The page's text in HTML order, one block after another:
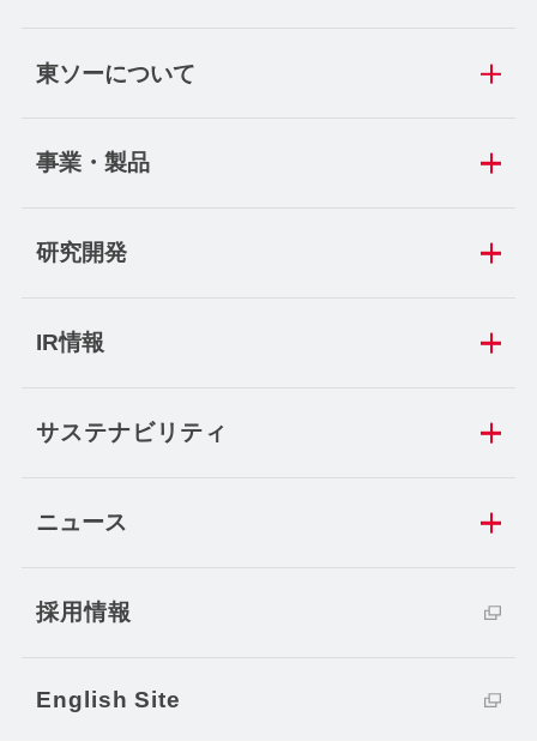
東ソーについて
事業・製品
研究開発
IR情報
サステナビリティ
ニュース
採用情報
English Site